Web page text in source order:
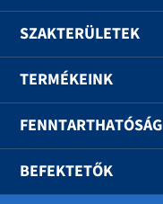
SZAKTERÜLETEK
TERMÉKEINK
FENNTARTHATÓSÁG
BEFEKTETŐK